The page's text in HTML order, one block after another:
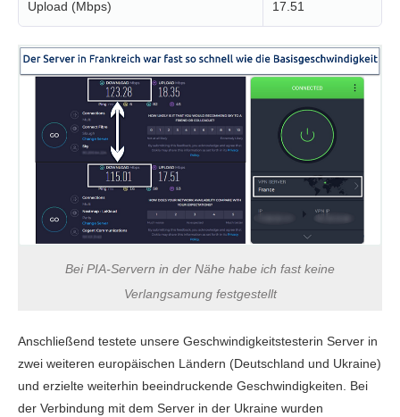
Upload (Mbps) 17.51
Bei PIA-Servern in der Nähe habe ich fast keine
Verlangsamung festgestellt
Anschließend testete unsere Geschwindigkeitstesterin Server in
zwei weiteren europäischen Ländern (Deutschland und Ukraine)
und erzielte weiterhin beeindruckende Geschwindigkeiten. Bei
der Verbindung mit dem Server in der Ukraine wurden